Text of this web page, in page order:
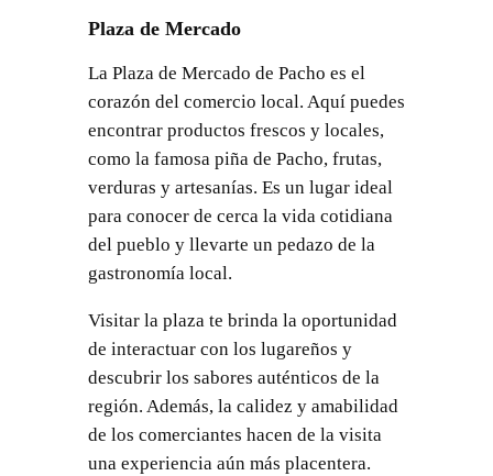
Plaza de Mercado
La Plaza de Mercado de Pacho es el
corazón del comercio local. Aquí puedes
encontrar productos frescos y locales,
como la famosa piña de Pacho, frutas,
verduras y artesanías. Es un lugar ideal
para conocer de cerca la vida cotidiana
del pueblo y llevarte un pedazo de la
gastronomía local.
Visitar la plaza te brinda la oportunidad
de interactuar con los lugareños y
descubrir los sabores auténticos de la
región. Además, la calidez y amabilidad
de los comerciantes hacen de la visita
una experiencia aún más placentera.